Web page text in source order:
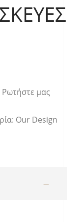
Ρωτήστε μας
Our Design